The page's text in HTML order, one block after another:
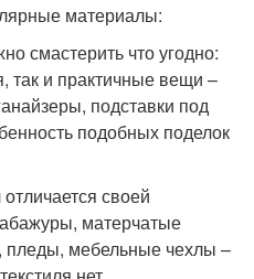
материалы:
смастерить что угодно:
так и практичные вещи –
подставки под
подобных поделок
своей
матерчатые
пледы, мебельные чехлы –